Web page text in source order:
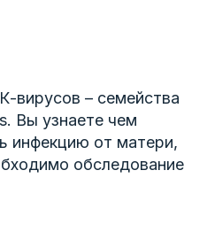
вирусов – семейства
Вы узнаете чем
инфекцию от матери,
обследование